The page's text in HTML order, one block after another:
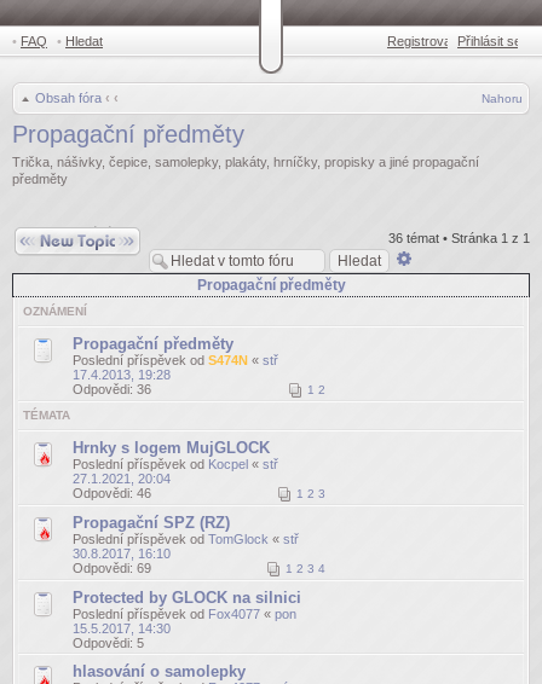
• FAQ • Hledat Registrovat •Přihlásit se
Obsah fóra ‹ ‹ Nahoru
Propagační předměty
Trička, nášivky, čepice, samolepky, plakáty, hrníčky, propisky a jiné propagační
předměty
36 témat • Stránka 1 z 1
Odeslat nové téma
hledání
Propagační předměty
OZNÁMENÍ
Propagační předměty
Poslední příspěvek od S474N « stř
17.4.2013, 19:28
Odpovědi: 36 1 2
TÉMATA
Hrnky s logem MujGLOCK
Poslední příspěvek od Kocpel « stř
27.1.2021, 20:04
Odpovědi: 46 1 2 3
Propagační SPZ (RZ)
Poslední příspěvek od TomGlock « stř
30.8.2017, 16:10
Odpovědi: 69 1 2 3 4
Protected by GLOCK na silnici
Poslední příspěvek od Fox4077 « pon
15.5.2017, 14:30
Odpovědi: 5
hlasování o samolepky